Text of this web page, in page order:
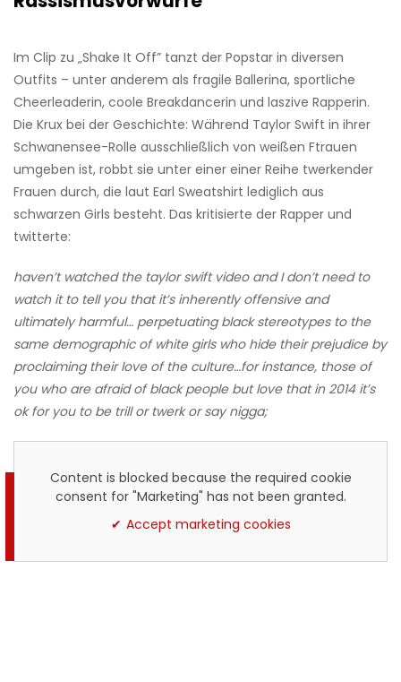
Im Clip zu „Shake It Off” tanzt der Popstar in diversen
Outfits – unter anderem als fragile Ballerina, sportliche
Cheerleaderin, coole Breakdancerin und laszive Rapperin.
Die Krux bei der Geschichte: Während Taylor Swift in ihrer
Schwanensee-Rolle ausschließlich von weißen Ftrauen
umgeben ist, robbt sie unter einer einer Reihe twerkender
Frauen durch, die laut Earl Sweatshirt lediglich aus
schwarzen Girls besteht. Das kritisierte der Rapper und
twitterte:
haven’t watched the taylor swift video and I don’t need to
watch it to tell you that it’s inherently offensive and
ultimately harmful… perpetuating black stereotypes to the
same demographic of white girls who hide their prejudice by
proclaiming their love of the culture…for instance, those of
you who are afraid of black people but love that in 2014 it’s
ok for you to be trill or twerk or say nigga;
Content is blocked because the required cookie
consent for "Marketing" has not been granted.
Accept marketing cookies